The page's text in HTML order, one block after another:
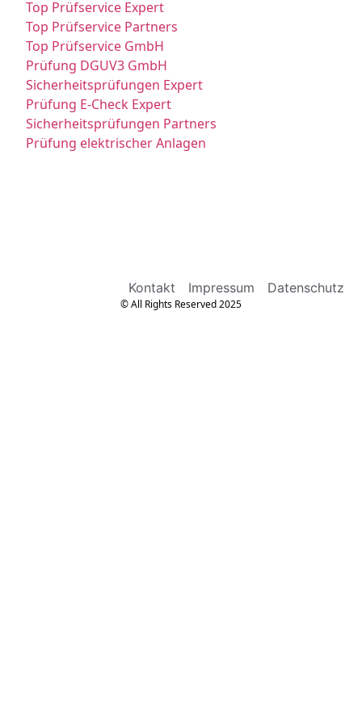
Top Prüfservice Expert
Top Prüfservice Partners
Top Prüfservice GmbH
Prüfung DGUV3 GmbH
Sicherheitsprüfungen Expert
Prüfung E-Check Expert
Sicherheitsprüfungen Partners
Prüfung elektrischer Anlagen
Kontakt Impressum Datenschutz
© All Rights Reserved 2025